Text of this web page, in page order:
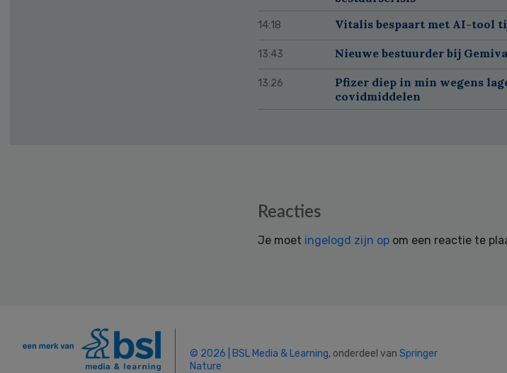
14:18 Vitalis bespaart met AI-tool
13:43 Nieuwe bestuurder bij Gemiva
13:26
Pfizer diep in min wegens
covidmiddelen
Reacties
Je moet ingelogd zijn op om een reactie te
© 2026 | BSL Media & Learning, onderdeel van Springer
Nature